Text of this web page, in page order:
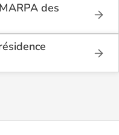
des
est une
se situe à Bourg-
est située